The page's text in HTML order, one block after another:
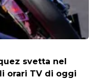
svetta nel
orari TV di oggi